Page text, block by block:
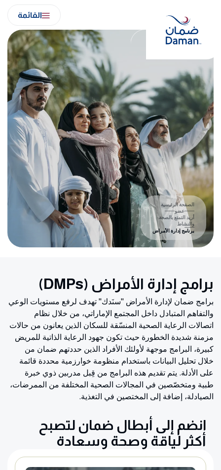
content
القائمة
الصفحة الرئيسية
عضو
أريد التمتع بالصحة
والنشاط
برنامج إدارة الأمراض
برامج إدارة الأمراض (DMPs)
برامج ضمان لإدارة الأمراض "سنَدك" تهدف لرفع مستويات الوعي
والتفاهم المتبادل داخل المجتمع الإماراتي، من خلال نظام
اتصالات الرعاية الصحية المنسّقة للسكان الذين يعانون من حالات
مزمنة شديدة الخطورة حيث تكون جهود الرعاية الذاتية للمريض
كبيرة، البرامج موجهة لأولئك الأفراد الذين حددتهم ضمان من
خلال تحليل البيانات باستخدام منظومة خوارزمية محددة قائمة
على الأدلة. يتم تقديم هذه البرامج من قِبل مدربين ذوي خبرة
طبية ومتخصّصين في المجالات الصحية المختلفة من الممرضات،
الصيادلة، إضافة إلى المختصين في التغذية.
انضم إلى أبطال ضمان لتصبح
أكثر لياقة وصحة وسعادة